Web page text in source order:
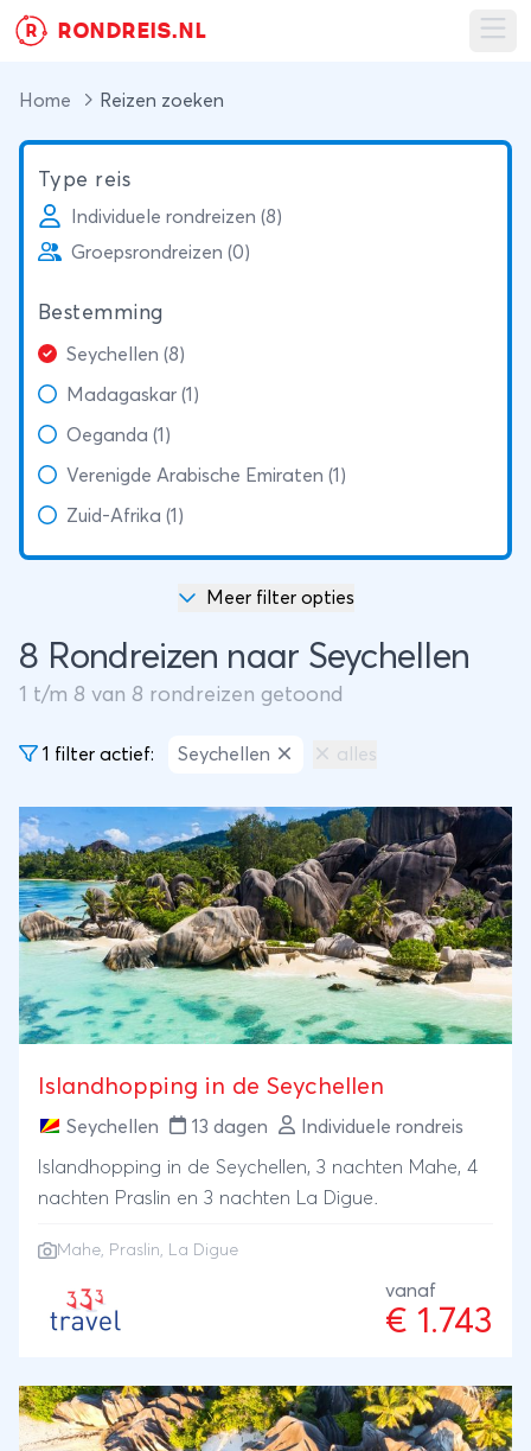
R RONDREIS.NL
Home Reizen zoeken
Type reis
Individuele rondreizen (8)
Groepsrondreizen (0)
Bestemming
Seychellen (8)
Madagaskar (1)
Oeganda (1)
Verenigde Arabische Emiraten (1)
Zuid-Afrika (1)
Meer filter opties
8 Rondreizen naar Seychellen
1 t/m 8 van 8 rondreizen getoond
1 filter actief: Seychellen alles
Islandhopping in de Seychellen
Seychellen 13 dagen Individuele rondreis
Islandhopping in de Seychellen, 3 nachten Mahe, 4
nachten Praslin en 3 nachten La Digue.
Mahe, Praslin, La Digue
vanaf
€ 1.743